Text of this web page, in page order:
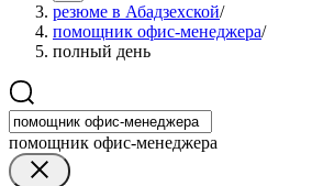
резюме в Абадзехской/
помощник офис-менеджера/
полный день
помощник офис-менеджера